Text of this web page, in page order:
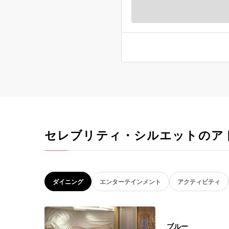
セレブリティ・シルエットのア
ダイニング エンターテインメント アクティビティ
ブルー